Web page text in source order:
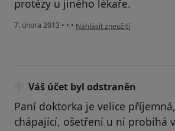
protézy u jiného lékaře.
7. února 2013 • • • podle názoru uživatele
Nahlásit zneužití
Váš účet byl odstraněn
Paní doktorka je velice
chápající, ošetření u ní probíhá